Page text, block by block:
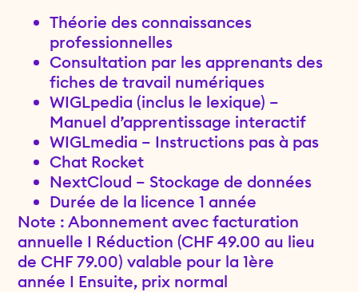
Théorie des connaissances
professionnelles
Consultation par les apprenants des
fiches de travail numériques
WIGLpedia (inclus le lexique) –
Manuel d’apprentissage interactif
WIGLmedia – Instructions pas à pas
Chat Rocket
NextCloud – Stockage de données
Durée de la licence 1 année
Note : Abonnement avec facturation
annuelle I Réduction (CHF 49.00 au lieu
de CHF 79.00) valable pour la 1ère
année I Ensuite, prix normal